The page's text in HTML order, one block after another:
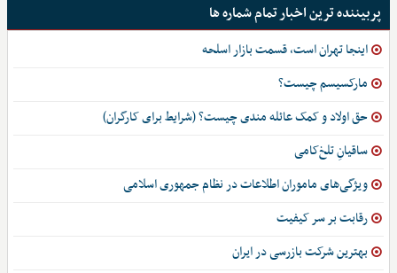
پربیننده ترین اخبار تمام شماره ها
اینجا تهران است، قسمت بازار اسلحه
مارکسیسم چیست؟
حق اولاد و کمک عائله مندی چیست؟ (شرایط برای کارگران)
ساقیانِ تلخ‌کامی
ویژگی‌های ماموران اطلاعات در نظام جمهوری اسلامی
رقابت بر سر کیفیت
بهترین شرکت بازرسی در ایران